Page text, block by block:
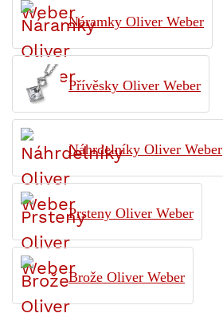
Náramky Oliver Weber
Přívěsky Oliver Weber
Náhrdelníky Oliver Weber
Prsteny Oliver Weber
Brože Oliver Weber